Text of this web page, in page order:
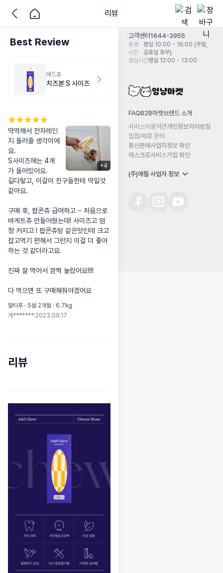
리뷰
Best Review
애드츄
치즈본 S 사이즈
+4
딱딱해서 전자레인
지 돌려줄 생각이에
요.
S사이즈에는 4개
가 들어있어요.
길다랗고, 이갈이 친구들한테 딱일것
같아요.
구매 후, 팝콘츄 급여하고 ~ 처음으로
바게트츄 만들어줬는데! 사이즈고 엄
청 커지고 ! 팝콘츄랑 같은맛인데 크고
잡고먹기 편해서 그런지 이걸 더 좋아
하는 것 같더라고요.
진짜 잘 먹어서 깜짝 놀랐어요!!!!
다 먹으면 또 구매해줘야겠어요
말티푸 · 5살 2개월 · 6.7kg
개******* 2023.09.17
리뷰
고객센터1644-3955
운영
시간
평일 10:00 - 16:00 (주말,
공휴일 휴무)
점심시간평일 12:00 - 13:00
FAQB2B마켓 브랜드 소개
서비스이용약관개인정보처리방침
입점/제휴 문의
통신판매사업자정보 확인
에스크로서비스가입 확인
(주)에필 사업자 정보